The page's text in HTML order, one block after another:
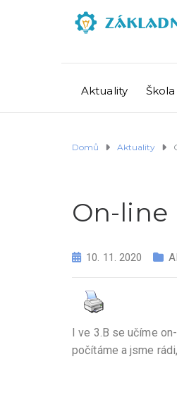
Aktuality Škola
Domů Aktuality
On-line
10. 11. 2020
I ve 3.B se učíme
počítáme a jsme